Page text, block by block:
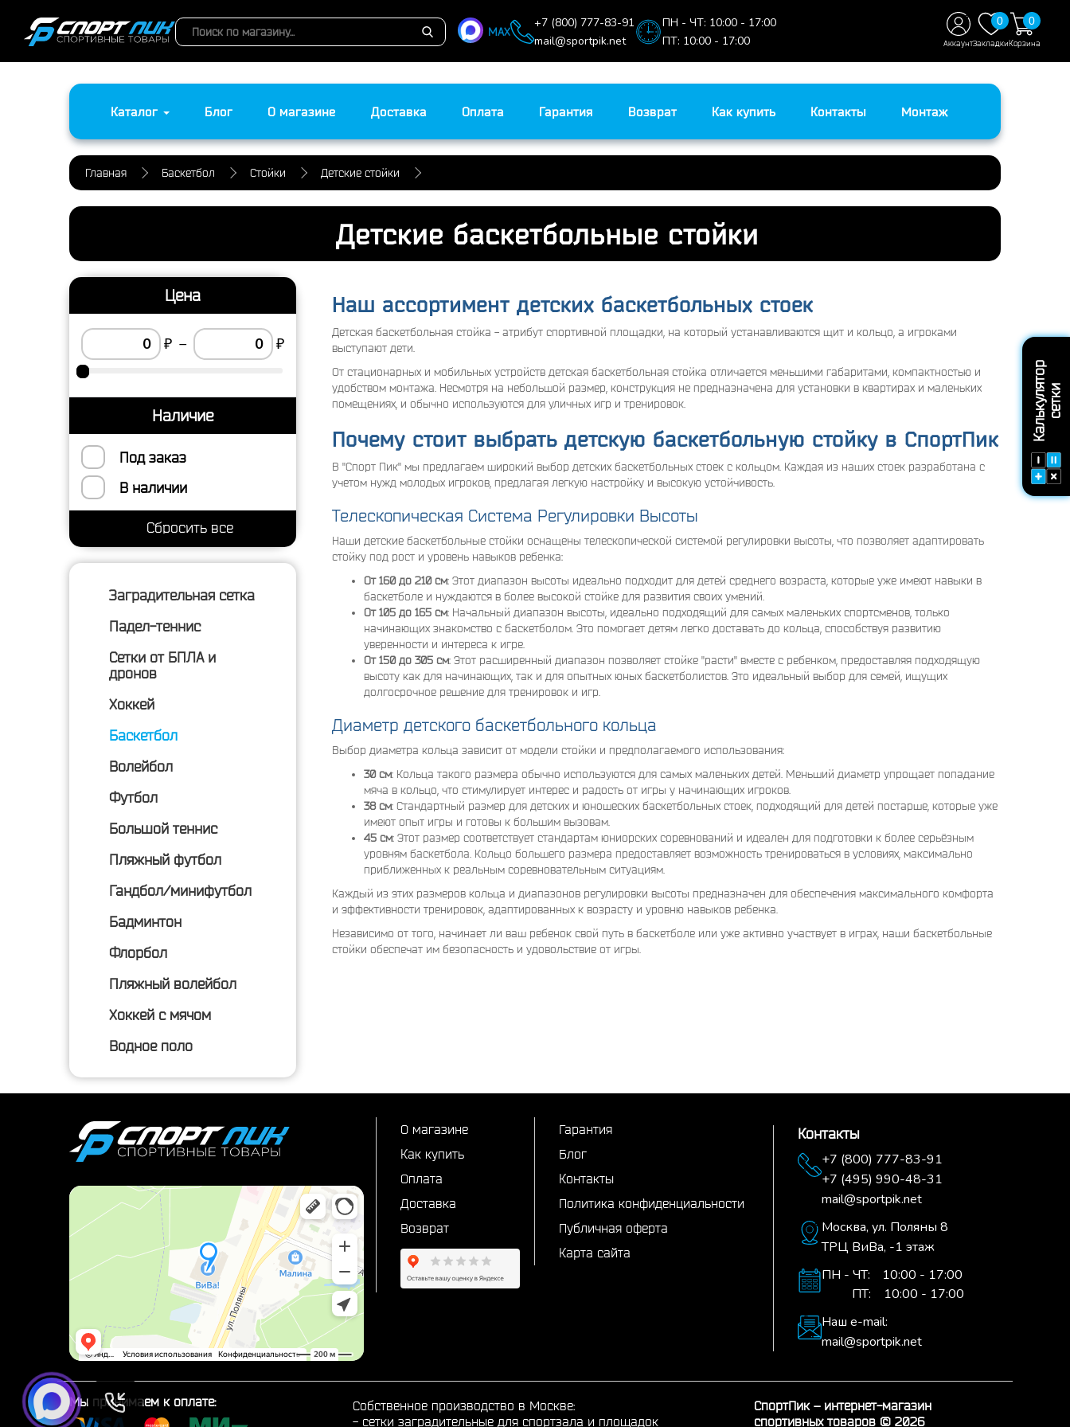
MAX
+7 (800) 777-83-91
mail@sportpik.net
ПН - ЧТ: 10:00 - 17:00
ПТ: 10:00 - 17:00
АккаунтЗакладки
0
Корзина
0
К
а
л
ь
к
у
ля
т
о
р
с
е
т
ки
Каталог Блог О магазине Доставка Оплата Гарантия Возврат Как купить Контакты Монтаж
Главная Баскетбол Стойки Детские стойки
Детские баскетбольные стойки
Цена
₽ – ₽
Наличие
Под заказ
В наличии
Заградительная сетка
Падел-теннис
Сетки от БПЛА и
дронов
Хоккей
Баскетбол
Волейбол
Футбол
Большой теннис
Пляжный футбол
Гандбол/минифутбол
Бадминтон
Флорбол
Пляжный волейбол
Хоккей с мячом
Водное поло
Наш ассортимент детских баскетбольных стоек
Детская баскетбольная стойка - атрибут спортивной площадки, на который устанавливаются щит и кольцо, а игроками
выступают дети.
От стационарных и мобильных устройств детская баскетбольная стойка отличается меньшими габаритами, компактностью и
удобством монтажа. Несмотря на небольшой размер, конструкция не предназначена для установки в квартирах и маленьких
помещениях, и обычно используются для уличных игр и тренировок.
Почему стоит выбрать детскую баскетбольную стойку в СпортПик
В "Спорт Пик" мы предлагаем широкий выбор детских баскетбольных стоек с кольцом. Каждая из наших стоек разработана с
учетом нужд молодых игроков, предлагая легкую настройку и высокую устойчивость.
Телескопическая Система Регулировки Высоты
Наши детские баскетбольные стойки оснащены телескопической системой регулировки высоты, что позволяет адаптировать
стойку под рост и уровень навыков ребенка:
От 160 до 210 см: Этот диапазон высоты идеально подходит для детей среднего возраста, которые уже имеют навыки в
баскетболе и нуждаются в более высокой стойке для развития своих умений.
От 105 до 165 см: Начальный диапазон высоты, идеально подходящий для самых маленьких спортсменов, только
начинающих знакомство с баскетболом. Это помогает детям легко доставать до кольца, способствуя развитию
уверенности и интереса к игре.
От 150 до 305 см: Этот расширенный диапазон позволяет стойке "расти" вместе с ребенком, предоставляя подходящую
высоту как для начинающих, так и для опытных юных баскетболистов. Это идеальный выбор для семей, ищущих
долгосрочное решение для тренировок и игр.
Диаметр детского баскетбольного кольца
Выбор диаметра кольца зависит от модели стойки и предполагаемого использования:
30 см: Кольца такого размера обычно используются для самых маленьких детей. Меньший диаметр упрощает попадание
мяча в кольцо, что стимулирует интерес и радость от игры у начинающих игроков.
38 см: Стандартный размер для детских и юношеских баскетбольных стоек, подходящий для детей постарше, которые уже
имеют опыт игры и готовы к большим вызовам.
45 см: Этот размер соответствует стандартам юниорских соревнований и идеален для подготовки к более серьёзным
уровням баскетбола. Кольцо большего размера предоставляет возможность тренироваться в условиях, максимально
приближенных к реальным соревновательным ситуациям.
Каждый из этих размеров кольца и диапазонов регулировки высоты предназначен для обеспечения максимального комфорта
и эффективности тренировок, адаптированных к возрасту и уровню навыков ребенка.
Независимо от того, начинает ли ваш ребенок свой путь в баскетболе или уже активно участвует в играх, наши баскетбольные
стойки обеспечат им безопасность и удовольствие от игры.
О магазине
Как купить
Оплата
Доставка
Возврат
Гарантия
Блог
Контакты
Политика конфиденциальности
Публичная оферта
Карта сайта
Контакты
+7 (800) 777-83-91
+7 (495) 990-48-31
mail@sportpik.net
Москва, ул. Поляны 8
ТРЦ ВиВа, -1 этаж
ПН - ЧТ:
10:00 - 17:00
ПТ:
10:00 - 17:00
Наш e-mail:
mail@sportpik.net
Мы принимаем к оплате:
Собственное производство в Москве:
- сетки заградительные для спортзала и площадок
СпортПик – интернет-магазин
спортивных товаров © 2026